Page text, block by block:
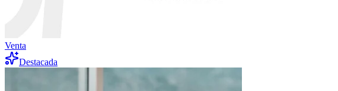
Venta
Destacada